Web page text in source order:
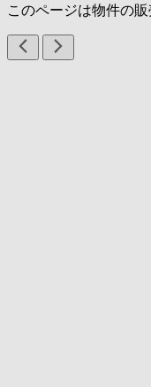
このページは物件の